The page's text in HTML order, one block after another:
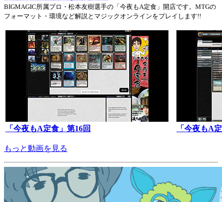
BIGMAGIC所属プロ・松本友樹選手の「今夜もA定食」開店です。MTGの
フォーマット・環境など解説とマジックオンラインをプレイします!!
「今夜もA定食」第16回 「今夜もA
もっと動画を見る